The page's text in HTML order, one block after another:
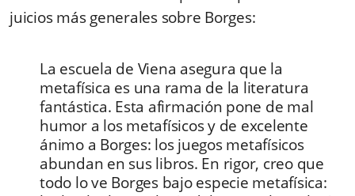
juicios más generales sobre Borges:
La escuela de Viena asegura que la
metafísica es una rama de la literatura
fantástica. Esta afirmación pone de mal
humor a los metafísicos y de excelente
ánimo a Borges: los juegos metafísicos
abundan en sus libros. En rigor, creo que
todo lo ve Borges bajo especie metafísica: